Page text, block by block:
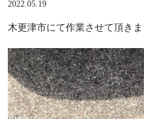
2022.05.19
木更津市にて作業させて頂きま